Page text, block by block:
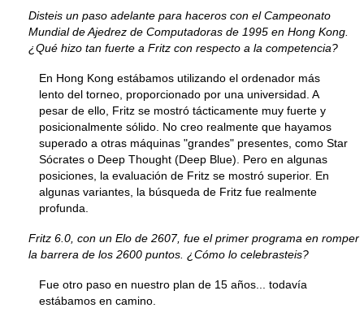
Disteis un paso adelante para haceros con el Campeonato
Mundial de Ajedrez de Computadoras de 1995 en Hong Kong.
¿Qué hizo tan fuerte a Fritz con respecto a la competencia?
En Hong Kong estábamos utilizando el ordenador más
lento del torneo, proporcionado por una universidad. A
pesar de ello, Fritz se mostró tácticamente muy fuerte y
posicionalmente sólido. No creo realmente que hayamos
superado a otras máquinas "grandes" presentes, como Star
Sócrates o Deep Thought (Deep Blue). Pero en algunas
posiciones, la evaluación de Fritz se mostró superior. En
algunas variantes, la búsqueda de Fritz fue realmente
profunda.
Fritz 6.0, con un Elo de 2607, fue el primer programa en romper
la barrera de los 2600 puntos. ¿Cómo lo celebrasteis?
Fue otro paso en nuestro plan de 15 años... todavía
estábamos en camino.